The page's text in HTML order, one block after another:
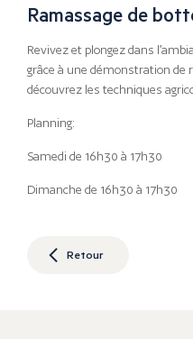
Ramassage de
Revivez et plongez dans
grâce à une démonstration de
découvrez les techniques
Planning:
Samedi de 16h30 à 17h30
Dimanche de 16h30 à 17h30
Retour